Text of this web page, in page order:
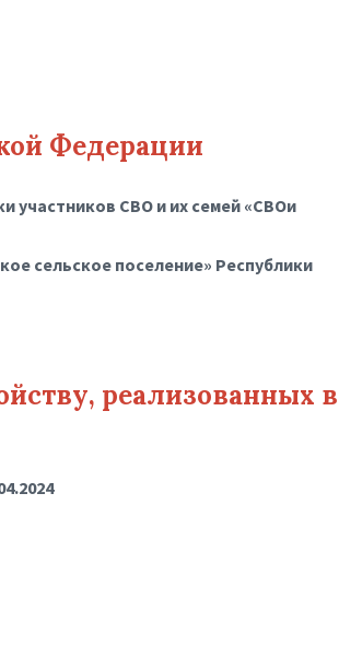
Федерации
участников СВО и их семей «СВОи
сельское поселение» Республики
реализованных в